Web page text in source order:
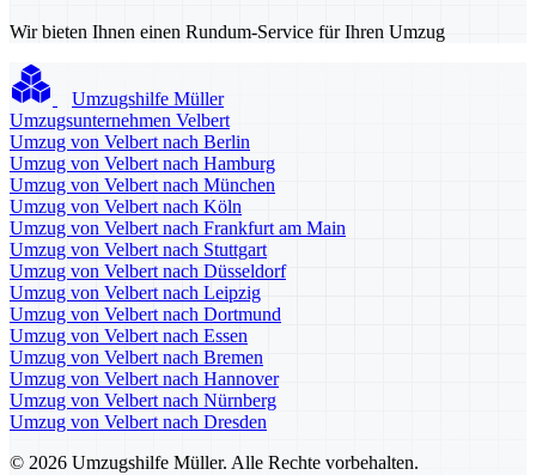
Wir bieten Ihnen einen Rundum-Service für Ihren Umzug
Umzugshilfe Müller
Umzugsunternehmen Velbert
Umzug von Velbert nach Berlin
Umzug von Velbert nach Hamburg
Umzug von Velbert nach München
Umzug von Velbert nach Köln
Umzug von Velbert nach Frankfurt am Main
Umzug von Velbert nach Stuttgart
Umzug von Velbert nach Düsseldorf
Umzug von Velbert nach Leipzig
Umzug von Velbert nach Dortmund
Umzug von Velbert nach Essen
Umzug von Velbert nach Bremen
Umzug von Velbert nach Hannover
Umzug von Velbert nach Nürnberg
Umzug von Velbert nach Dresden
© 2026 Umzugshilfe Müller. Alle Rechte vorbehalten.